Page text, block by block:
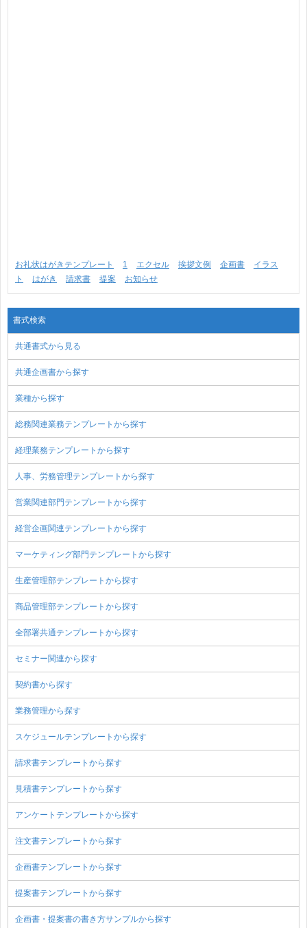
お礼状はがきテンプレート 1 エクセル 挨拶文例 企画書
イラス
ト
はがき 請求書 提案 お知らせ
書式検索
共通書式から見る
共通企画書から探す
業種から探す
総務関連業務テンプレートから探す
経理業務テンプレートから探す
人事、労務管理テンプレートから探す
営業関連部門テンプレートから探す
経営企画関連テンプレートから探す
マーケティング部門テンプレートから探す
生産管理部テンプレートから探す
商品管理部テンプレートから探す
全部署共通テンプレートから探す
セミナー関連から探す
契約書から探す
業務管理から探す
スケジュールテンプレートから探す
請求書テンプレートから探す
見積書テンプレートから探す
アンケートテンプレートから探す
注文書テンプレートから探す
企画書テンプレートから探す
提案書テンプレートから探す
企画書・提案書の書き方サンプルから探す